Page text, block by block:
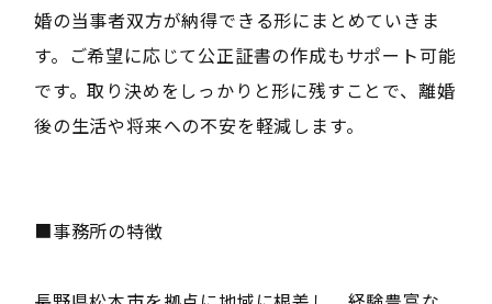
婚の当事者双方が納得できる形にまとめていきま
す。ご希望に応じて公正証書の作成もサポート可能
です。取り決めをしっかりと形に残すことで、離婚
後の生活や将来への不安を軽減します。
■事務所の特徴